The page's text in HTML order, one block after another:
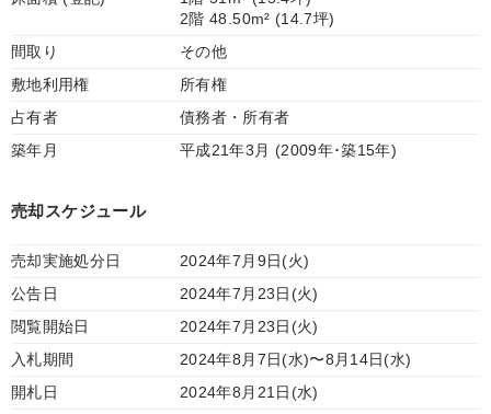
2階 48.50m² (14.7坪)
間取り
その他
敷地利用権
所有権
占有者
債務者・所有者
築年月
平成21年3月 (2009年･築15年)
売却スケジュール
売却実施処分日
2024年7月9日(火)
公告日
2024年7月23日(火)
閲覧開始日
2024年7月23日(火)
入札期間
2024年8月7日(水)〜8月14日(水)
開札日
2024年8月21日(水)